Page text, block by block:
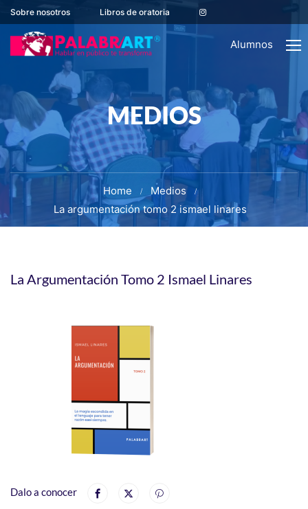
Sobre nosotros Libros de oratoria
Alumnos
MEDIOS
Home
Medios
La argumentación tomo 2 ismael linares
La Argumentación Tomo 2 Ismael Linares
Dalo a conocer